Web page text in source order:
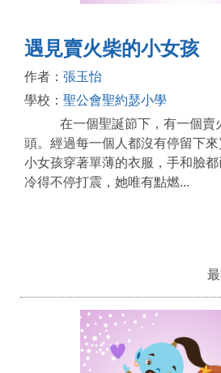
遇見賣火柴的小女孩
作者： 張玉怡
學校： 聖公會聖約瑟小學
在一個聖誕節下，有一個賣
頭。經過每一個人都沒有停留
小女孩穿著單薄的衣服，手和臉都
冷得不停打震，她唯有點燃...